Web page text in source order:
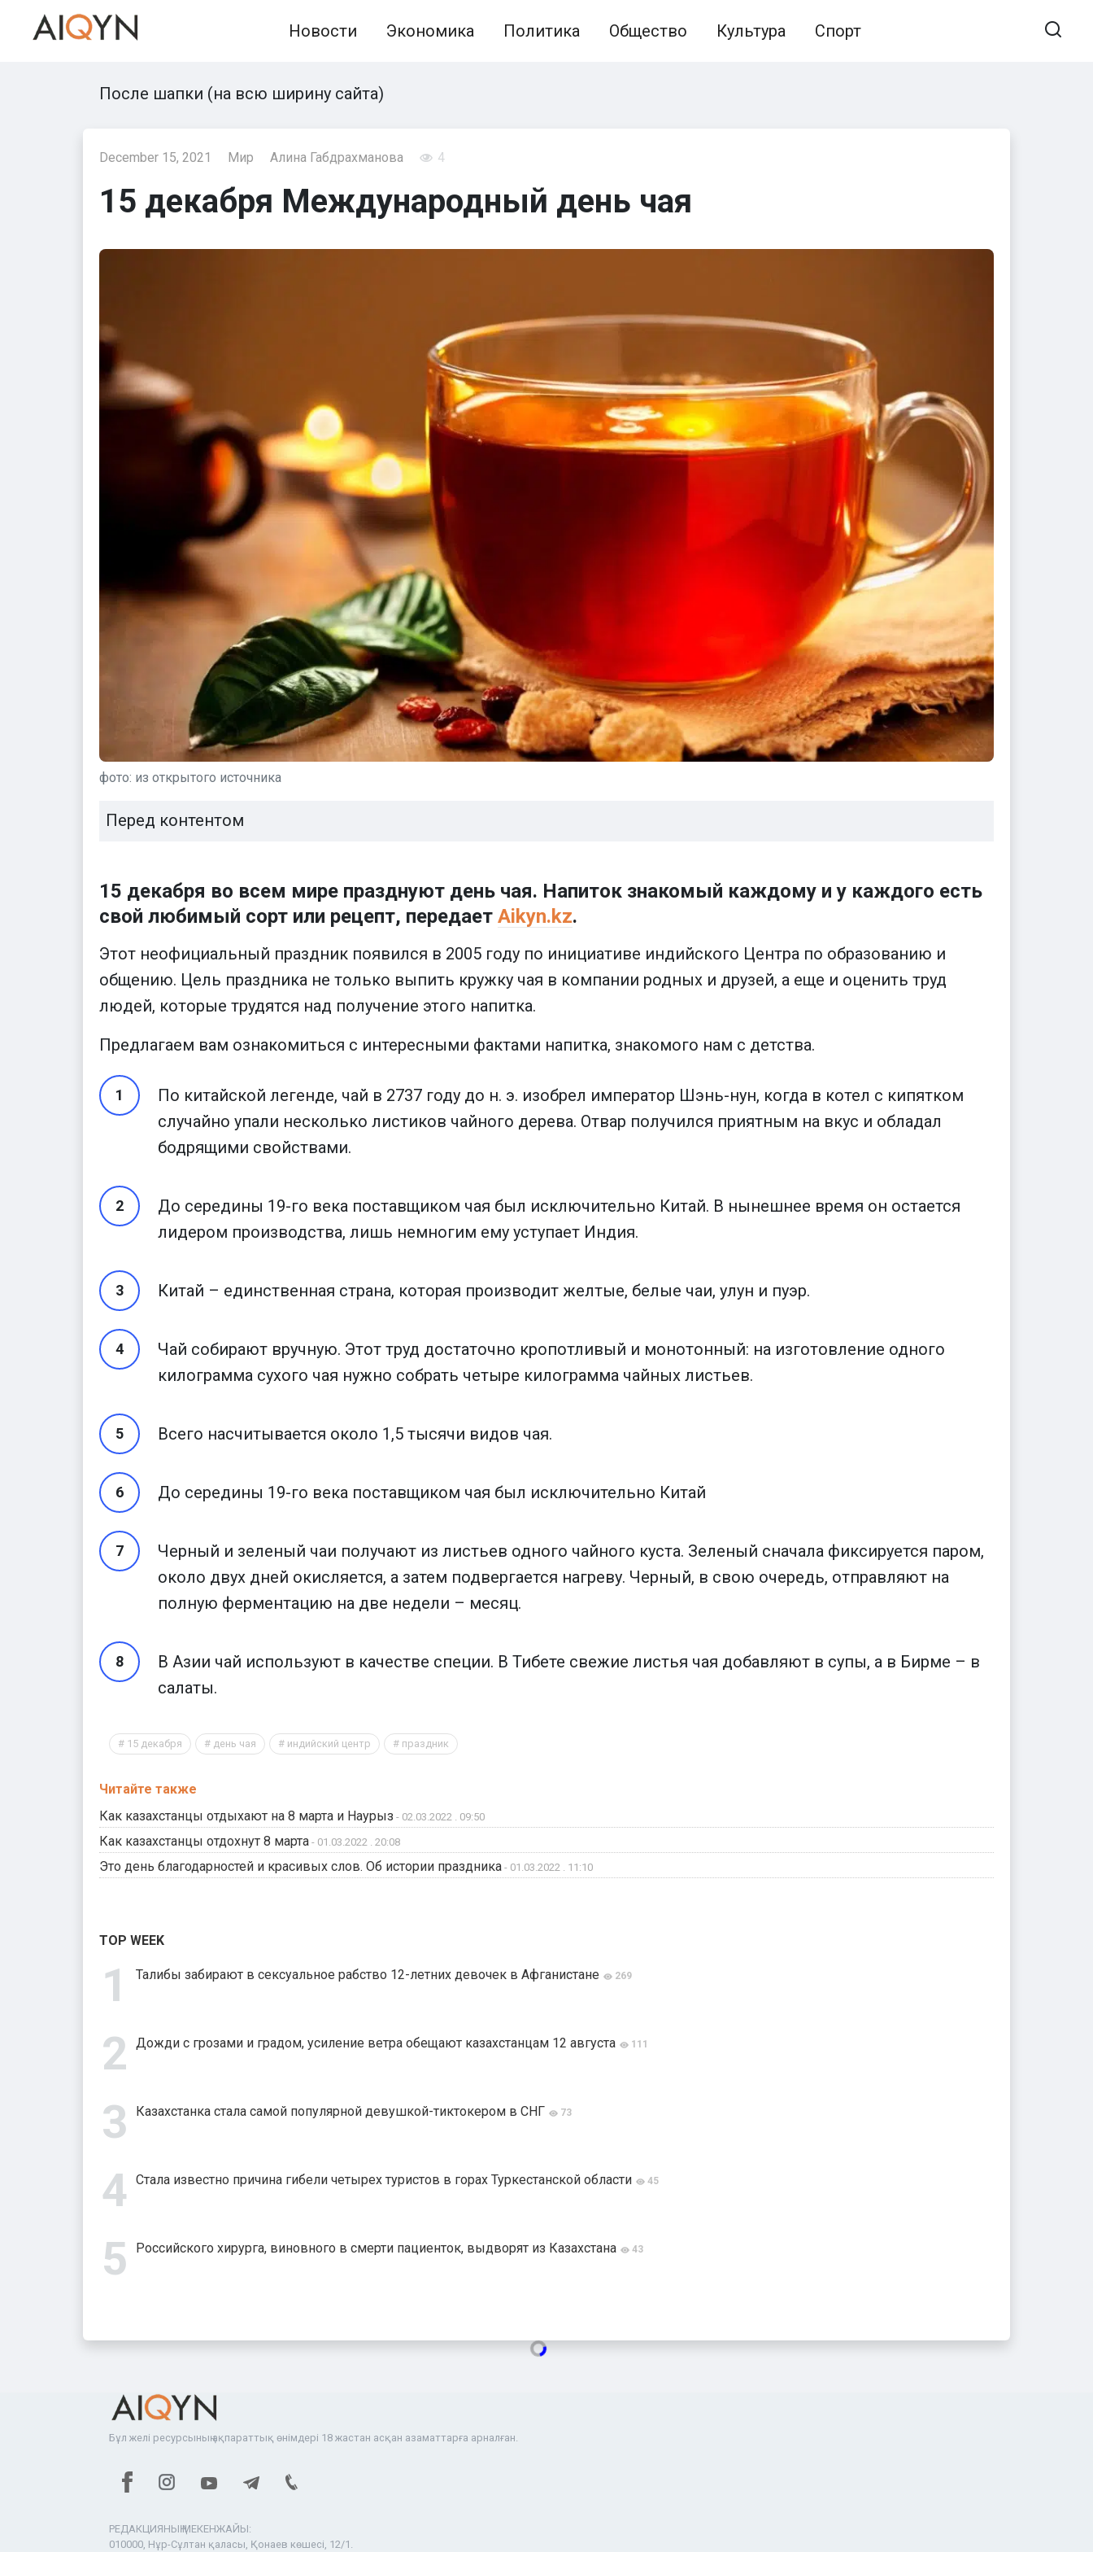
Новости Экономика Политика Общество Культура Спорт
После шапки (на всю ширину сайта)
December 15, 2021 Мир Алина Габдрахманова 4
15 декабря Международный день чая
фото: из открытого источника
Перед контентом
15 декабря во всем мире празднуют день чая. Напиток знакомый каждому и у каждого есть
свой любимый сорт или рецепт, передает Aikyn.kz.
Этот неофициальный праздник появился в 2005 году по инициативе индийского Центра по образованию и
общению. Цель праздника не только выпить кружку чая в компании родных и друзей, а еще и оценить труд
людей, которые трудятся над получение этого напитка.
Предлагаем вам ознакомиться с интересными фактами напитка, знакомого нам с детства.
По китайской легенде, чай в 2737 году до н. э. изобрел император Шэнь-нун, когда в котел с кипятком
случайно упали несколько листиков чайного дерева. Отвар получился приятным на вкус и обладал
бодрящими свойствами.
До середины 19-го века поставщиком чая был исключительно Китай. В нынешнее время он остается
лидером производства, лишь немногим ему уступает Индия.
Китай – единственная страна, которая производит желтые, белые чаи, улун и пуэр.
Чай собирают вручную. Этот труд достаточно кропотливый и монотонный: на изготовление одного
килограмма сухого чая нужно собрать четыре килограмма чайных листьев.
Всего насчитывается около 1,5 тысячи видов чая.
До середины 19-го века поставщиком чая был исключительно Китай
Черный и зеленый чаи получают из листьев одного чайного куста. Зеленый сначала фиксируется паром,
около двух дней окисляется, а затем подвергается нагреву. Черный, в свою очередь, отправляют на
полную ферментацию на две недели – месяц.
В Азии чай используют в качестве специи. В Тибете свежие листья чая добавляют в супы, а в Бирме – в
салаты.
15 декабря день чая индийский центр праздник
Читайте также
Как казахстанцы отдыхают на 8 марта и Наурыз - 02.03.2022 . 09:50
Как казахстанцы отдохнут 8 марта - 01.03.2022 . 20:08
Это день благодарностей и красивых слов. Об истории праздника - 01.03.2022 . 11:10
TOP WEEK
Талибы забирают в сексуальное рабство 12-летних девочек в Афганистане 269
Дожди с грозами и градом, усиление ветра обещают казахстанцам 12 августа 111
Казахстанка стала самой популярной девушкой-тиктокером в СНГ 73
Стала известно причина гибели четырех туристов в горах Туркестанской области 45
Российского хирурга, виновного в смерти пациенток, выдворят из Казахстана 43
Бұл желі ресурсының ақпараттық өнімдері 18 жастан асқан азаматтарға арналған.
РЕДАКЦИЯНЫҢ МЕКЕНЖАЙЫ:
010000, Нұр-Сұлтан қаласы, Қонаев көшесі, 12/1.